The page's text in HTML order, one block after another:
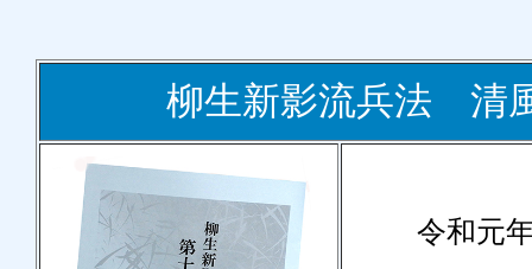
柳生新影流兵法 清
令和元